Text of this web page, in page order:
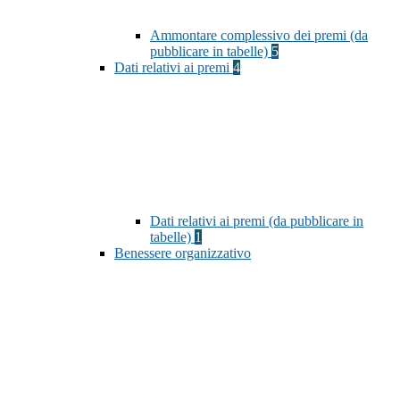
Ammontare complessivo dei premi (da
pubblicare in tabelle) 5
Dati relativi ai premi 4
Dati relativi ai premi (da pubblicare in
tabelle) 1
Benessere organizzativo